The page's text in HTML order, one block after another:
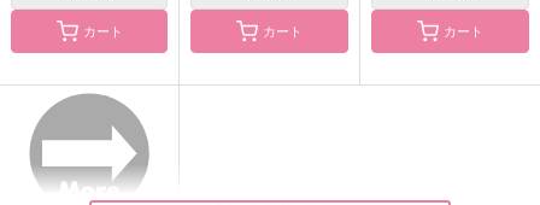
Chiraryzm
1,572円（税込）
ゼノス×光の戦士
英雄はキス待ちを知ら
カート カート カート